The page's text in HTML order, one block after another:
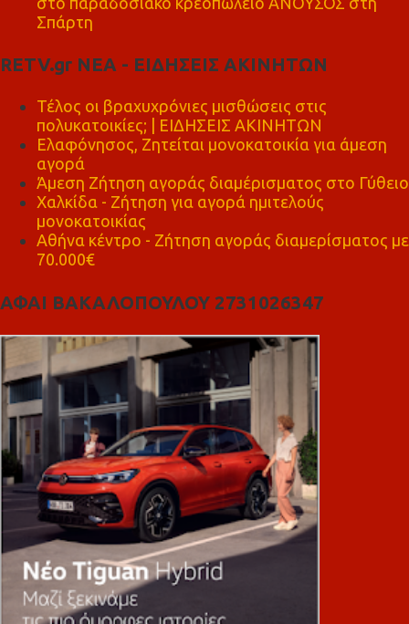
Σπάρτη
RETV.gr ΝΕΑ - ΕΙΔΗΣΕΙΣ ΑΚΙΝΗΤΩΝ
Τέλος οι βραχυχρόνιες μισθώσεις στις
πολυκατοικίες; | ΕΙΔΗΣΕΙΣ ΑΚΙΝΗΤΩΝ
Ελαφόνησος, Ζητείται μονοκατοικία για άμεση
αγορά
Άμεση Ζήτηση αγοράς διαμέρισματος στο Γύθειο
Χαλκίδα - Ζήτηση για αγορά ημιτελούς
μονοκατοικίας
Αθήνα κέντρο - Ζήτηση αγοράς διαμερίσματος με
70.000€
ΑΦΑΙ ΒΑΚΑΛΟΠΟΥΛΟΥ 2731026347